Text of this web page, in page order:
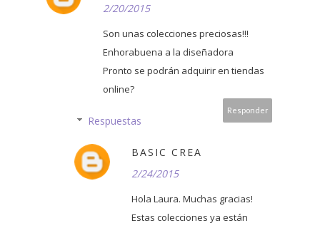
2/20/2015
Son unas colecciones preciosas!!!
Enhorabuena a la diseñadora
Pronto se podrán adquirir en tiendas
online?
Responder
Respuestas
BASIC CREA
2/24/2015
Hola Laura. Muchas gracias!
Estas colecciones ya están